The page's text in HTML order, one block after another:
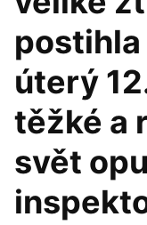
úterý
těžké a
svět